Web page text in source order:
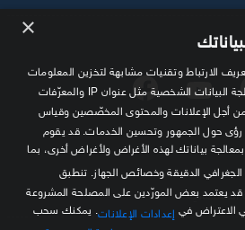
×
الارتباط وتقنيات مشابهة لتخزين المعلومات
على جهازك والوصول إليها ومعالجة البيانات الشخصية مثل عنوان IP والمعرّفات
أجل الإعلانات والمحتوى المخصّصين وقياس
رؤى حول الجمهور وتحسين الخدمات. قد يقوم
بياناتك لهذه الأغراض ولأغراض أخرى، بما
الدقيقة وخصائص الجهاز. تنطبق
قد يعتمد بعض المورّدين على المصلحة المشروعة
الاعتراض في إعدادات الإعلانات . يمكنك سحب